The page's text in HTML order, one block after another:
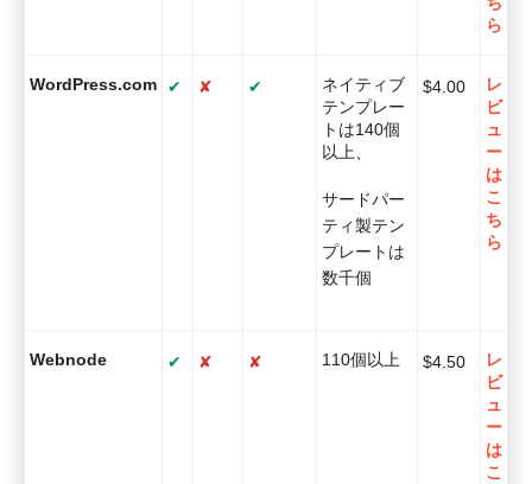
ら
WordPress.com ✔ ✘ ✔
ネイティブ
テンプレー
トは140個
以上、
サードパー
ティ製テン
プレートは
数千個
$4.00
レ
ビ
ュ
ー
は
こ
ち
ら
Webnode ✔ ✘ ✘ 110個以上 $4.50
レ
ビ
ュ
ー
は
こ